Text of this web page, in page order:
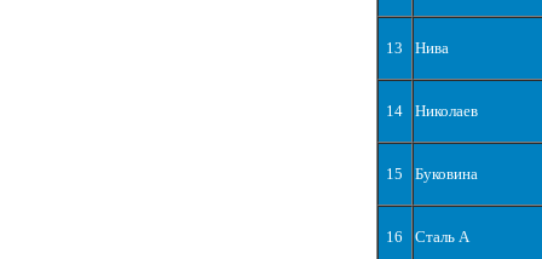
13 Нива
14 Николаев
15 Буковина
16 Сталь А